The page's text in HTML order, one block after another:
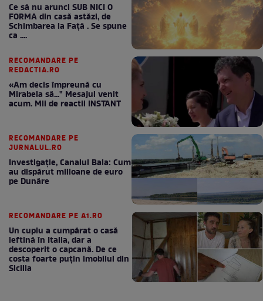
Ce să nu arunci SUB NICI O
FORMA din casă astăzi, de
Schimbarea la Față . Se spune
ca ....
RECOMANDARE PE
REDACTIA.RO
«Am decis împreună cu
Mirabela să..." Mesajul venit
acum. Mii de reactii INSTANT
RECOMANDARE PE
JURNALUL.RO
Investigație, Canalul Bala: Cum
au dispărut milioane de euro
pe Dunăre
RECOMANDARE PE A1.RO
Un cuplu a cumpărat o casă
ieftină în Italia, dar a
descoperit o capcană. De ce
costa foarte puțin imobilul din
Sicilia